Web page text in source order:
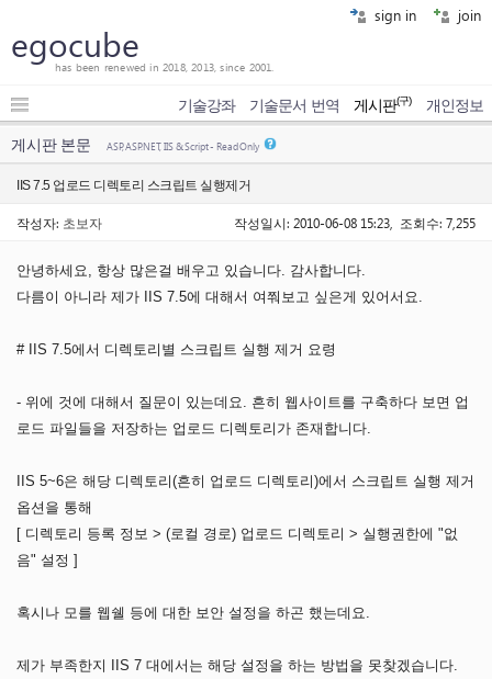
sign in join
egocube
has been renewed in 2018, 2013, since 2001.
기술강좌 기술문서 번역 게시판(구) 개인정보
게시판 본문 ASP, ASP.NET, IIS & Script - Read Only
IIS 7.5 업로드 디렉토리 스크립트 실행제거
작성자: 초보자 작성일시: 2010-06-08 15:23, 조회수: 7,255
안녕하세요, 항상 많은걸 배우고 있습니다. 감사합니다.
다름이 아니라 제가 IIS 7.5에 대해서 여쭤보고 싶은게 있어서요.
# IIS 7.5에서 디렉토리별 스크립트 실행 제거 요령
- 위에 것에 대해서 질문이 있는데요. 흔히 웹사이트를 구축하다 보면 업
로드 파일들을 저장하는 업로드 디렉토리가 존재합니다.
IIS 5~6은 해당 디렉토리(흔히 업로드 디렉토리)에서 스크립트 실행 제거
옵션을 통해
[ 디렉토리 등록 정보 > (로컬 경로) 업로드 디렉토리 > 실행권한에 "없
음" 설정 ]
혹시나 모를 웹쉘 등에 대한 보안 설정을 하곤 했는데요.
제가 부족한지 IIS 7 대에서는 해당 설정을 하는 방법을 못찾겠습니다.